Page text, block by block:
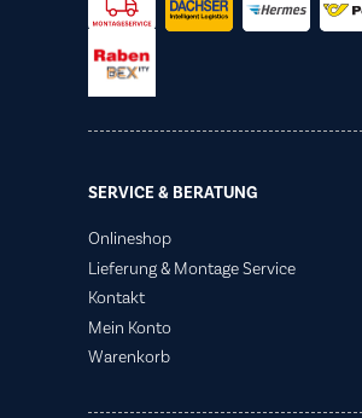
SERVICE & BERATUNG
Onlineshop
Lieferung & Montage Service
Kontakt
Mein Konto
Warenkorb